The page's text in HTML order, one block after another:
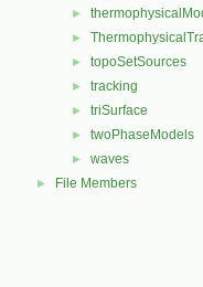
►
►
► topoSetSources
► tracking
► triSurface
► twoPhaseModels
► waves
► File Members